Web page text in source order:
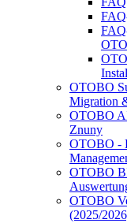
OTOBO
Migration
OTOBO
Znuny
OTOBO -
OTOBO
OTOBO
(2025/